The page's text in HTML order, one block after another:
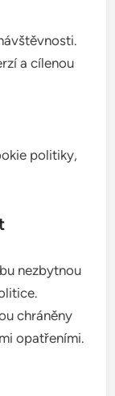
a cílenou
politiky,
nezbytnou
chráněny
opatřeními.